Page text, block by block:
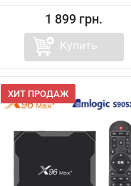
1 899 грн.
Купить
ХИТ ПРОДАЖ